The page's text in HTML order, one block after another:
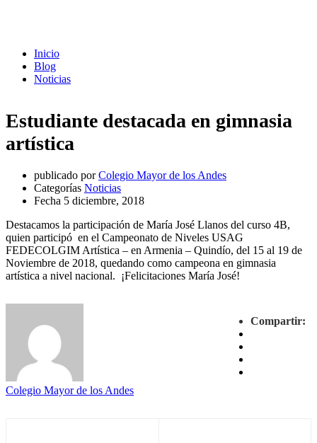
Inicio
Blog
Noticias
Estudiante destacada en gimnasia
artística
publicado por Colegio Mayor de los Andes
Categorías Noticias
Fecha 5 diciembre, 2018
Destacamos la participación de María José Llanos del curso 4B,
quien participó en el Campeonato de Niveles USAG
FEDECOLGIM Artística – en Armenia – Quindío, del 15 al 19 de
Noviembre de 2018, quedando como campeona en gimnasia
artística a nivel nacional. ¡Felicitaciones María José!
Compartir:
Colegio Mayor de los Andes